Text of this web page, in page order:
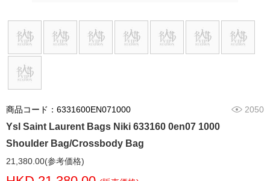
商品コード：6331600EN071000 2050
Ysl Saint Laurent Bags Niki 633160 0en07 1000
Shoulder Bag/Crossbody Bag
21,380.00(参考価格)